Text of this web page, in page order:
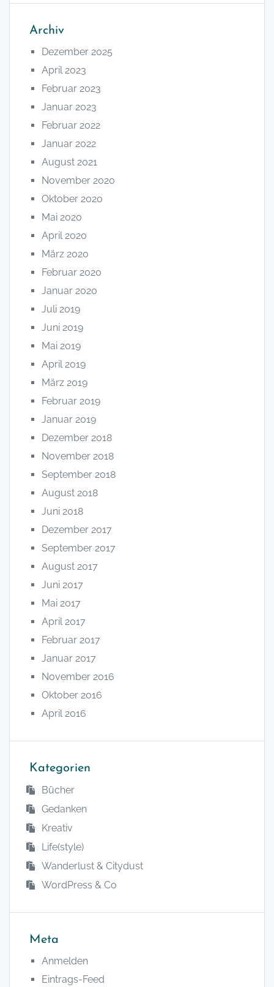
Archiv
Dezember 2025
April 2023
Februar 2023
Januar 2023
Februar 2022
Januar 2022
August 2021
November 2020
Oktober 2020
Mai 2020
April 2020
März 2020
Februar 2020
Januar 2020
Juli 2019
Juni 2019
Mai 2019
April 2019
März 2019
Februar 2019
Januar 2019
Dezember 2018
November 2018
September 2018
August 2018
Juni 2018
Dezember 2017
September 2017
August 2017
Juni 2017
Mai 2017
April 2017
Februar 2017
Januar 2017
November 2016
Oktober 2016
April 2016
Kategorien
Bücher
Gedanken
Kreativ
Life(style)
Wanderlust & Citydust
WordPress & Co
Meta
Anmelden
Eintrags-Feed